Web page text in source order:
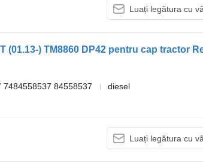
Luați legătura cu
(01.13-) TM8860 DP42 pentru cap tractor
84558537
diesel
Luați legătura cu